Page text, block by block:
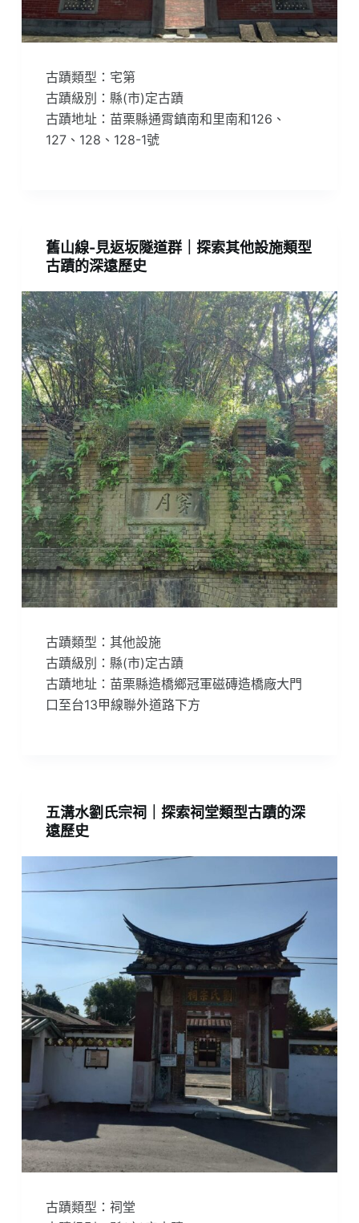
古蹟類型：宅第
古蹟級別：縣(市)定古蹟
古蹟地址：苗栗縣通霄鎮南和里南和126、
127、128、128-1號
舊山線-見返坂隧道群｜探索其他設施類型
古蹟的深遠歷史
古蹟類型：其他設施
古蹟級別：縣(市)定古蹟
古蹟地址：苗栗縣造橋鄉冠軍磁磚造橋廠大門
口至台13甲線聯外道路下方
五溝水劉氏宗祠｜探索祠堂類型古蹟的深
遠歷史
古蹟類型：祠堂